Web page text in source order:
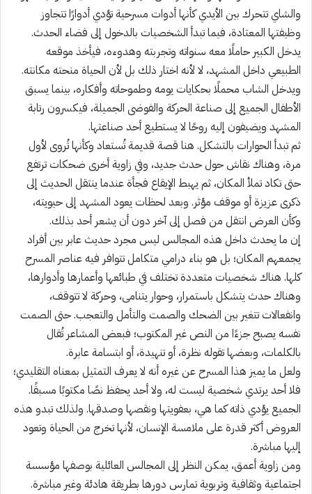
والشاي تتحرك بين الأيدي كأنها أدوات مسرحية تؤدي أدوارًا تتجاوز
وظيفتها المعتادة، فيما تبدأ الشخصيات بالدخول إلى فضاء الحدث.
يدخل الكبير حاملًا معه سنواته وتجربته وهدوءه، فيأخذ موقعه
الطبيعي داخل المشهد، لا لأنه اختار ذلك بل لأن الحياة منحته مكانته.
ويدخل الشاب محملًا بحكايات يومه وطموحاته وأفكاره، بينما يسبق
الأطفال الجميع إلى صناعة الحركة والفوضى الجميلة، فيكسرون رتابة
المشهد ويضيفون إليه روحًا لا يستطيع أحد صناعتها.
ثم تبدأ الحوارات بالتشكل. هنا قصة قديمة تُستعاد وكأنها تُروى لأول
مرة، وهناك نقاش حول حدث جديد، وفي زاوية أخرى ضحكات ترتفع
حتى تكاد تملأ المكان، ثم يهبط الإيقاع فجأة عندما ينتقل الحديث إلى
ذكرى عزيزة أو موقف مؤثر. وبعد لحظات يعود المشهد إلى حيويته،
وكأن العرض انتقل من فصل إلى آخر دون أن يشعر أحد بذلك.
إن ما يحدث داخل هذه المجالس ليس مجرد حديث عابر بين أفراد
يجمعهم المكان؛ بل هو بناء درامي متكامل تتوافر فيه عناصر المسرح
كلها. هناك شخصيات متعددة تختلف في طبائعها وأعمارها وأدوارها،
وهناك حدث يتشكل باستمرار، وحوار يتنامى، وحركة لا تتوقف،
وانفعالات تتغير بين الضحك والصمت والتأمل والتعجب. حتى الصمت
نفسه يصبح جزءًا من النص غير المكتوب؛ فبعض المشاعر تُقال
بالكلمات، وبعضها تقوله نظرة، أو تنهيدة، أو ابتسامة عابرة.
ولعل ما يميز هذا المسرح عن غيره أنه لا يعرف التمثيل بمعناه التقليدي؛
فلا أحد يرتدي شخصية ليست له، ولا أحد يحفظ نصًا مكتوبًا مسبقًا.
الجميع يؤدي ذاته كما هي، بعفويتها ونقصها وصدقها. ولذلك تبدو هذه
العروض أكثر قدرة على ملامسة الإنسان، لأنها تخرج من الحياة وتعود
إليها مباشرة.
ومن زاوية أعمق، يمكن النظر إلى المجالس العائلية بوصفها مؤسسة
اجتماعية وثقافية وتربوية تمارس دورها بطريقة هادئة وغير مباشرة.